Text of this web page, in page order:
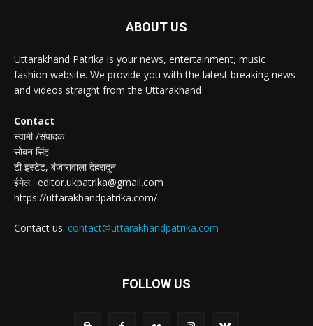
ABOUT US
Uttarakhand Patrika is your news, entertainment, music
fashion website. We provide you with the latest breaking news
and videos straight from the Uttarakhand
Contact
स्वामी /संपादक
सोबन सिंह
टी इस्टेट, बंजारावाला देहरादून
ईमेल : editor.ukpatrika@gmail.com
https://uttarakhandpatrika.com/
Contact us: contact@uttarakhandpatrika.com
FOLLOW US